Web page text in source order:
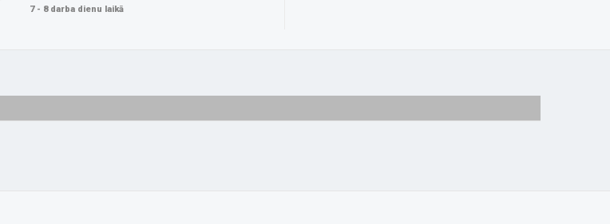
7 - 8 darba dienu laikā